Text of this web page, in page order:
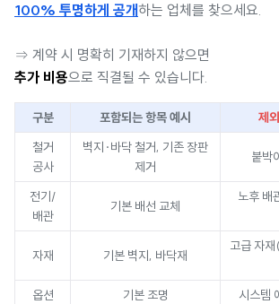
100% 투명하게 공개하는 업체를 찾으세요.
⇒ 계약 시 명확히 기재하지 않으면
추가 비용으로 직결될 수 있습니다.
구분 포함되는 항목 예시
제
철거
공사
벽지·바닥 철거, 기존 장판
제거
붙박
전기/
배관
기본 배선 교체
노후 배
자재 기본 벽지, 바닥재
고급 자
옵션
기본 조명
시스템